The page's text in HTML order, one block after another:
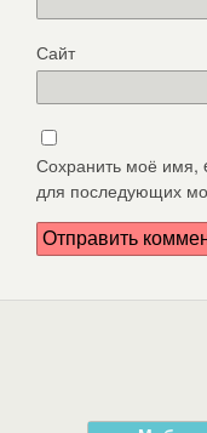
Сайт
Сохранить моё имя,
для последующих